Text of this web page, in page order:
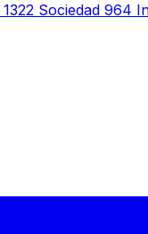
1322 Sociedad 964